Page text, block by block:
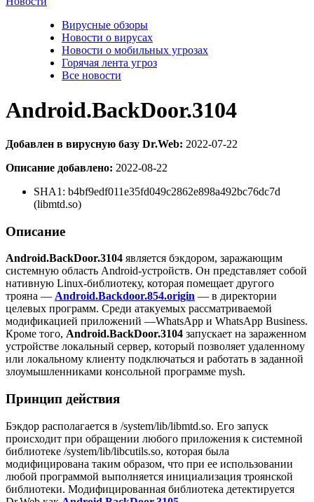
Вирусные обзоры
Новости о вирусах
Новости о мобильных угрозах
Горячая лента угроз
Все новости
Android.BackDoor.3104
Добавлен в вирусную базу Dr.Web: 2022-07-22
Описание добавлено: 2022-08-22
SHA1: b4bf9edf011e35fd049c2862e898a492bc76dc7d
(libmtd.so)
Описание
Android.BackDoor.3104 является бэкдором, заражающим
системную область Android-устройств. Он представляет собой
нативную Linux-библиотеку, которая помещает другого
трояна — Android.Backdoor.854.origin — в директории
целевых программ. Среди атакуемых рассматриваемой
модификацией приложений —WhatsApp и WhatsApp Business.
Кроме того, Android.BackDoor.3104 запускает на зараженном
устройстве локальный сервер, который позволяет удаленному
или локальному клиенту подключаться и работать в заданной
злоумышленниками консольной программе mysh.
Принцип действия
Бэкдор располагается в /system/lib/libmtd.so. Его запуск
происходит при обращении любого приложения к системной
библиотеке /system/lib/libcutils.so, которая была
модифицирована таким образом, что при ее использовании
любой программой выполняется инициализация троянской
библиотеки. Модифицированная библиотека детектируется